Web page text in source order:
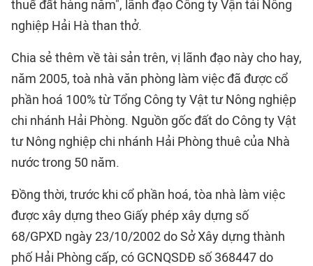
thuế đất hàng năm", lãnh đạo Công ty Vận tải Nông
nghiệp Hải Hà than thở.
Chia sẻ thêm về tài sản trên, vị lãnh đạo này cho hay,
năm 2005, toà nhà văn phòng làm việc đã được cổ
phần hoá 100% từ Tổng Công ty Vật tư Nông nghiệp
chi nhánh Hải Phòng. Nguồn gốc đất do Công ty Vật
tư Nông nghiệp chi nhánh Hải Phòng thuê của Nhà
nước trong 50 năm.
Đồng thời, trước khi cổ phần hoá, tòa nhà làm việc
được xây dựng theo Giấy phép xây dựng số
68/GPXD ngày 23/10/2002 do Sở Xây dựng thành
phố Hải Phòng cấp, có GCNQSDĐ số 368447 do